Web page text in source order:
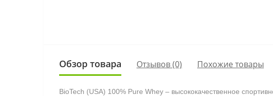
Обзор товара Отзывов (0) Похожие товары
BioTech (USA) 100% Pure Whey – высококачественное